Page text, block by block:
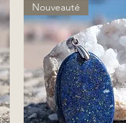
Nouveauté